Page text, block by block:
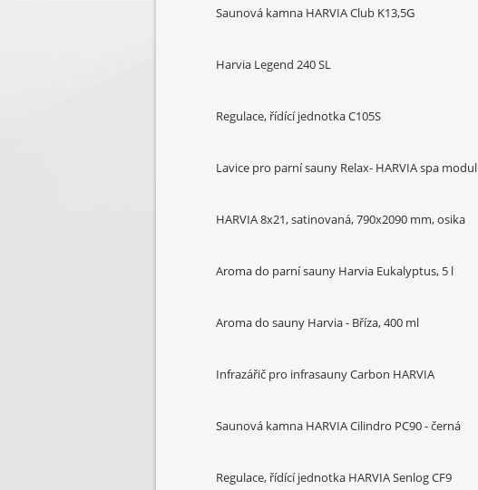
Saunová kamna HARVIA Club K13,5G
Harvia Legend 240 SL
Regulace, řídící jednotka C105S
Lavice pro parní sauny Relax- HARVIA spa modul
HARVIA 8x21, satinovaná, 790x2090 mm, osika
Aroma do parní sauny Harvia Eukalyptus, 5 l
Aroma do sauny Harvia - Bříza, 400 ml
Infrazářič pro infrasauny Carbon HARVIA
Saunová kamna HARVIA Cilindro PC90 - černá
Regulace, řídící jednotka HARVIA Senlog CF9